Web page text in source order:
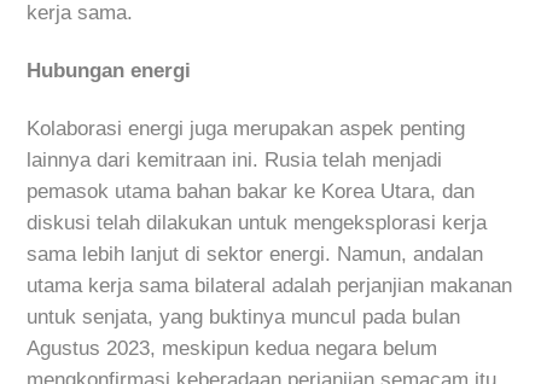
kerja sama.
Hubungan energi
Kolaborasi energi juga merupakan aspek penting
lainnya dari kemitraan ini. Rusia telah menjadi
pemasok utama bahan bakar ke Korea Utara, dan
diskusi telah dilakukan untuk mengeksplorasi kerja
sama lebih lanjut di sektor energi. Namun, andalan
utama kerja sama bilateral adalah perjanjian makanan
untuk senjata, yang buktinya muncul pada bulan
Agustus 2023, meskipun kedua negara belum